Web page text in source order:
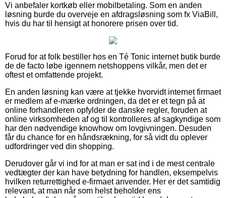
Vi anbefaler kortkøb eller mobilbetaling. Som en anden
løsning burde du overveje en afdragsløsning som fx ViaBill,
hvis du har til hensigt at honorere prisen over tid.
Forud for at folk bestiller hos en Té Tonic internet butik burde
de de facto løbe igennem netshoppens vilkår, men det er
oftest et omfattende projekt.
En anden løsning kan være at tjekke hvorvidt internet firmaet
er medlem af e-mærke ordningen, da det er et tegn på at
online forhandleren opfylder de danske regler, foruden at
online virksomheden af og til kontrolleres af sagkyndige som
har den nødvendige knowhow om lovgivningen. Desuden
får du chance for en håndsrækning, for så vidt du oplever
udfordringer ved din shopping.
Derudover går vi ind for at man er sat ind i de mest centrale
vedtægter der kan have betydning for handlen, eksempelvis
hvilken returrettighed e-firmaet anvender. Her er det samtidig
relevant, at man når som helst beholder ens